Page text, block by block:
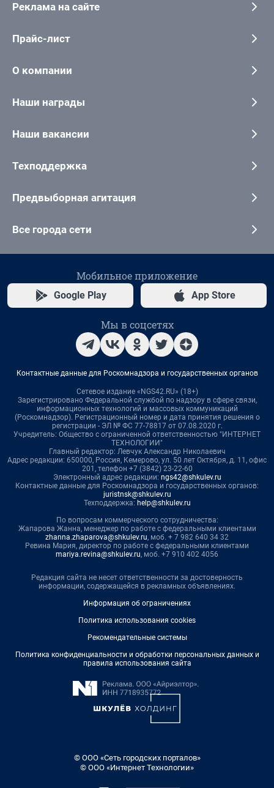
Реклама на сайте
Прайс-лист
О компании
Наши награды
Наши вакансии
Техподдержка
Предвыборная агитация
Все города сети
Мобильное приложение
Google Play App Store
Мы в соцсетях
Контактные данные для Роскомнадзора и государственных органов
Сетевое издание «NGS42.RU» (18+)
Зарегистрировано Федеральной службой по надзору в сфере связи,
информационных технологий и массовых коммуникаций
(Роскомнадзор). Регистрационный номер и дата принятия решения о
регистрации - ЭЛ № ФС 77-78817 от 07.08.2020 г.
Учредитель: Общество с ограниченной ответственностью "ИНТЕРНЕТ
ТЕХНОЛОГИИ"
Главный редактор: Левчук Александр Николаевич
Адрес редакции: 650000, Россия, Кемерово, ул. 50 лет Октября, д. 11, офис
201, телефон +7 (3842) 23-22-60
Электронный адрес редакции: ngs42@shkulev.ru
Контактные данные для Роскомнадзора и государственных органов:
juristnsk@shkulev.ru
Техподдержка: help@shkulev.ru
По вопросам коммерческого сотрудничества:
Жапарова Жанна, менеджер по работе с федеральными клиентами
zhanna.zhaparova@shkulev.ru, моб. + 7 982 640 34 32
Ревина Мария, директор по работе с федеральными клиентами
mariya.revina@shkulev.ru, моб. +7 910 402 4056
Редакция сайта не несет ответственности за достоверность
информации, содержащейся в рекламных объявлениях.
Информация об ограничениях
Политика использования cookies
Рекомендательные системы
Политика конфиденциальности и обработки персональных данных и
правила использования сайта
© ООО «Сеть городских порталов»
© ООО «Интернет Технологии»